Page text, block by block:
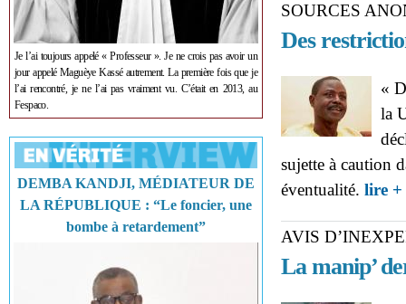
Je l’ai toujours appelé « Professeur ». Je ne crois pas avoir un
jour appelé Maguèye Kassé autrement. La première fois que je
l’ai rencontré, je ne l’ai pas vraiment vu. C’était en 2013, au
Fespaco.
DEMBA KANDJI, MÉDIATEUR DE
LA RÉPUBLIQUE : “Le foncier, une
bombe à retardement”
SOURCES
Des
«
la
sujette à caution
éventualité. lire +
AVIS
La manip’